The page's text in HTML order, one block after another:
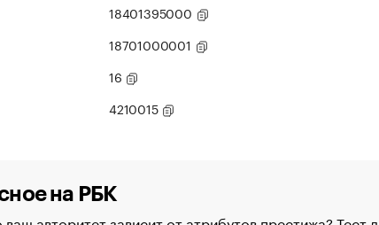
18401395000
18701000001
16
4210015
на РБК